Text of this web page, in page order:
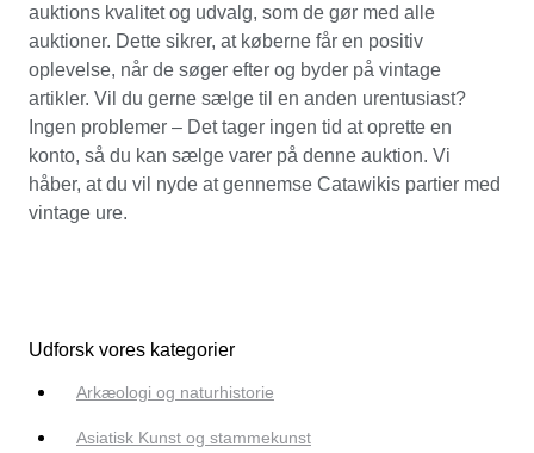
auktions kvalitet og udvalg, som de gør med alle
auktioner. Dette sikrer, at køberne får en positiv
oplevelse, når de søger efter og byder på vintage
artikler. Vil du gerne sælge til en anden urentusiast?
Ingen problemer – Det tager ingen tid at oprette en
konto, så du kan sælge varer på denne auktion. Vi
håber, at du vil nyde at gennemse Catawikis partier med
vintage ure.
Udforsk vores kategorier
Arkæologi og naturhistorie
Asiatisk Kunst og stammekunst